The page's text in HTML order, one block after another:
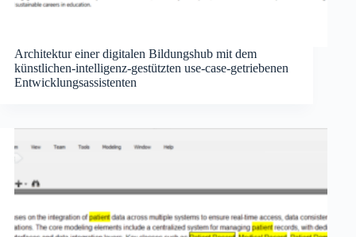
Architektur einer digitalen Bildungshub mit dem
künstlichen-intelligenz-gestützten use-case-getriebenen
Entwicklungsassistenten